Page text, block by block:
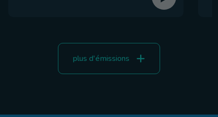
plus d'émissions